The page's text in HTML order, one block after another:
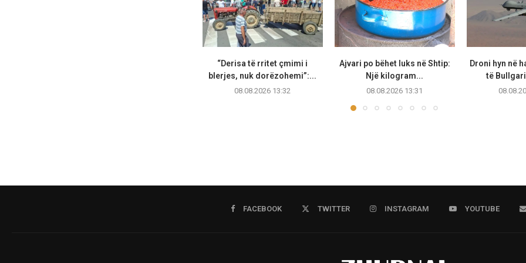
“Derisa të rritet çmimi i
blerjes, nuk dorëzohemi”:...
08.08.2026 13:32
Ajvari po bëhet luks në Shtip:
Një kilogram...
08.08.2026 13:31
Droni hyn në
të
FACEBOOK TWITTER INSTAGRAM YOUTUBE